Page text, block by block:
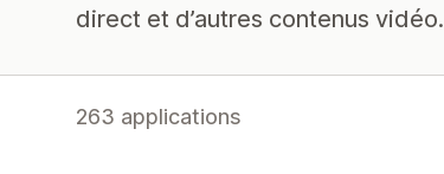
direct et d’autres contenus vidéo.
263 applications